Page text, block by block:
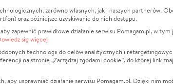
Prywatności
O nas
Opinie
Raporty
Za darmo
zarówno własnych, jak i naszych partnerów.
oraz późniejsze uzyskiwanie do nich dostępu.
zapewnić prawidłowe działanie serwisu Pomagam.pl, w
się więcej
technologii do celów analitycznych i
na stronie „Zarządzaj zgodami cookie”, do której link
aby usprawniać działanie serwisu Pomagam.pl. Dzięki nim